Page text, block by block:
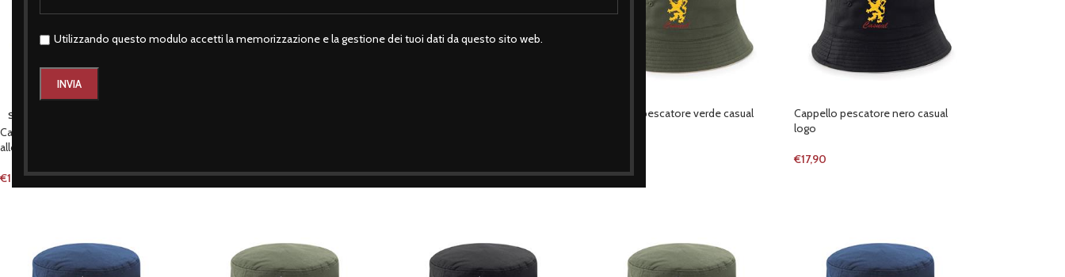
Utilizzando questo modulo accetti la memorizzazione e la gestione dei tuoi dati da questo sito web.
SOLD OUT
Cappello pescatore verde pallone &
alloro
€17,90
Cappello pescatore verde casual
Cappello pescatore nero casual
logo
€17,90